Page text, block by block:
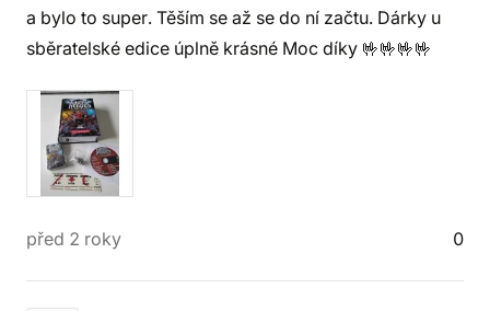
a bylo to super. Těším se až se do ní začtu. Dárky u
sběratelské edice úplně krásné Moc díky 🤟🤟🤟🤟
před 2 roky 0